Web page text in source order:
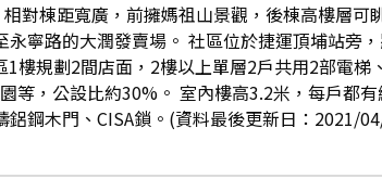
對棟距寬廣，前擁媽祖山景觀，後棟高樓層可
寧路的大潤發賣場。 社區位於捷運頂埔站旁
樓規劃2間店面，2樓以上單層2戶共用2部電梯
等，公設比約30%。 室內樓高3.2米，每戶都
鋼木門、CISA鎖。(資料最後更新日：2021/